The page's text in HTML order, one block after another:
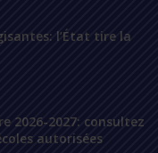
l’État tire la
2026-2027: consultez
autorisées